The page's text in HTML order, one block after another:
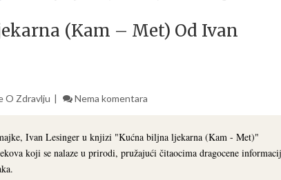
(Kam – Met) Od Ivan
O Zdravlju Nema komentara
Ivan Lesinger u knjizi "Kućna biljna ljekarna (Kam - Met)"
koji se nalaze u prirodi, pružajući čitaocima dragocene